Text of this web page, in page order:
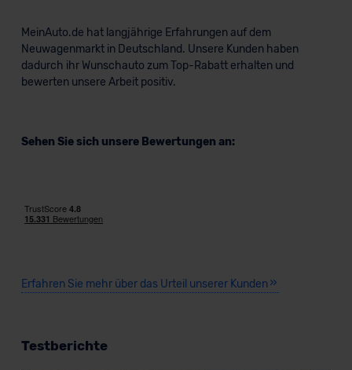
MeinAuto.de hat langjährige Erfahrungen auf dem
Neuwagenmarkt in Deutschland. Unsere Kunden haben
dadurch ihr Wunschauto zum Top-Rabatt erhalten und
bewerten unsere Arbeit positiv.
Sehen Sie sich unsere Bewertungen an:
Erfahren Sie mehr über das Urteil unserer Kunden
Testberichte